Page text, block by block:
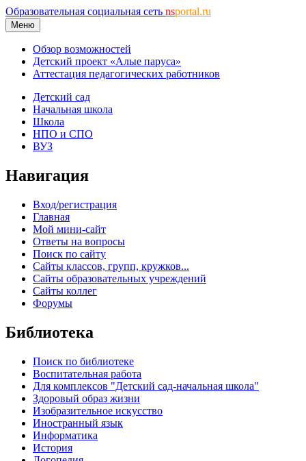
Образовательная социальная сеть nsportal.ru
Меню
Обзор возможностей
Детский проект «Алые паруса»
Аттестация педагогических работников
Детский сад
Начальная школа
Школа
НПО и СПО
ВУЗ
Навигация
Вход/регистрация
Главная
Мой мини-сайт
Ответы на вопросы
Поиск по сайту
Сайты классов, групп, кружков...
Сайты образовательных учреждений
Сайты коллег
Форумы
Библиотека
Поиск по библиотеке
Воспитательная работа
Для комплексов "Детский сад-начальная школа"
Здоровый образ жизни
Изобразительное искусство
Иностранный язык
Информатика
История